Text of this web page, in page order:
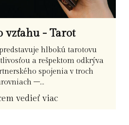
vzťahu - Tarot
hlbokú tarotovu
a rešpektom odkrýva
spojenia v troch
–...
vedieť viac